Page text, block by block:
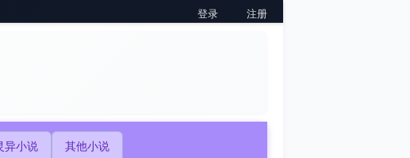
登录 注册
异小说 其他小说